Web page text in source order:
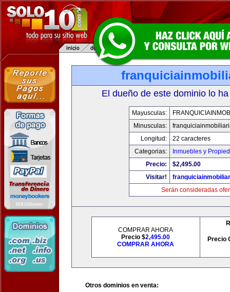
El dueño de este dominio lo
Mayusculas:
Minusculas:
Longitud:
22 caracteres
Categorias:
Inmuebles y
Precio:
$2,495.00
Visitar!
Serán consideradas
COMPRAR AHORA
Precio $2,495.00
COMPRAR AHORA
Precio
Otros dominios en venta: